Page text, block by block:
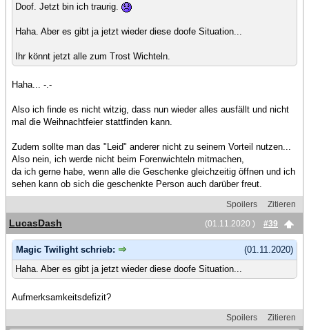
Doof. Jetzt bin ich traurig.
Haha. Aber es gibt ja jetzt wieder diese doofe Situation...
Ihr könnt jetzt alle zum Trost Wichteln.
Haha... -.-
Also ich finde es nicht witzig, dass nun wieder alles ausfällt und nicht
mal die Weihnachtfeier stattfinden kann.
Zudem sollte man das "Leid" anderer nicht zu seinem Vorteil nutzen...
Also nein, ich werde nicht beim Forenwichteln mitmachen,
da ich gerne habe, wenn alle die Geschenke gleichzeitig öffnen und ich
sehen kann ob sich die geschenkte Person auch darüber freut.
Spoilers
Zitieren
(01.11.2020 )
#39
LucasDash
(01.11.2020)
Magic Twilight schrieb:
Haha. Aber es gibt ja jetzt wieder diese doofe Situation...
Aufmerksamkeitsdefizit?
Spoilers
Zitieren